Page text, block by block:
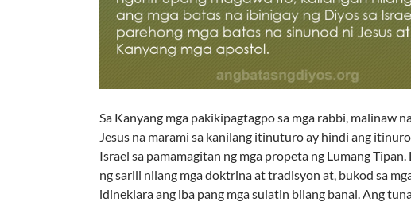
Sa Kanyang mga pakikipagtagpo sa mga rabbi, malinaw
Jesus na marami sa kanilang itinuturo ay hindi ang
Israel sa pamamagitan ng mga propeta ng Lumang Tipan.
ng sarili nilang mga doktrina at tradisyon at, bukod sa
idineklara ang iba pang mga sulatin bilang banal. Ang